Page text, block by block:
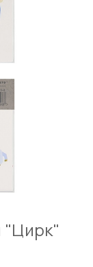
"Цирк"